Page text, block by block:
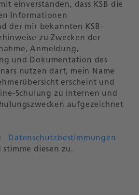
einverstanden, dass KSB die
Informationen
der mir bekannten KSB-
zu Zwecken der
Anmeldung,
und Dokumentation des
nutzen darf, mein Name
erscheint und
Schulung zu internen und
aufgezeichnet
Datenschutzbestimmungen
stimme diesen zu.